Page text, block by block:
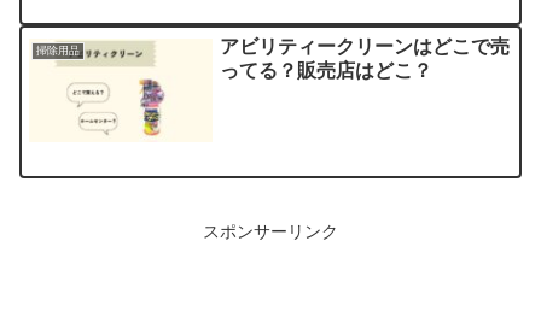
掃除用品
アビリティークリーンはどこで売
ってる？販売店はどこ？
スポンサーリンク